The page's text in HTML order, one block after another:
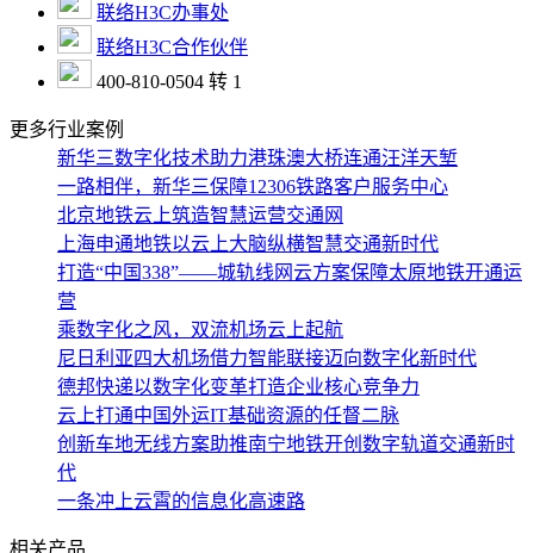
联络H3C办事处
联络H3C合作伙伴
400-810-0504 转 1
更多行业案例
新华三数字化技术助力港珠澳大桥连通汪洋天堑
一路相伴，新华三保障12306铁路客户服务中心
北京地铁云上筑造智慧运营交通网
上海申通地铁以云上大脑纵横智慧交通新时代
打造“中国338”——城轨线网云方案保障太原地铁开通运
营
乘数字化之风，双流机场云上起航
尼日利亚四大机场借力智能联接迈向数字化新时代
德邦快递以数字化变革打造企业核心竞争力
云上打通中国外运IT基础资源的任督二脉
创新车地无线方案助推南宁地铁开创数字轨道交通新时
代
一条冲上云霄的信息化高速路
相关产品